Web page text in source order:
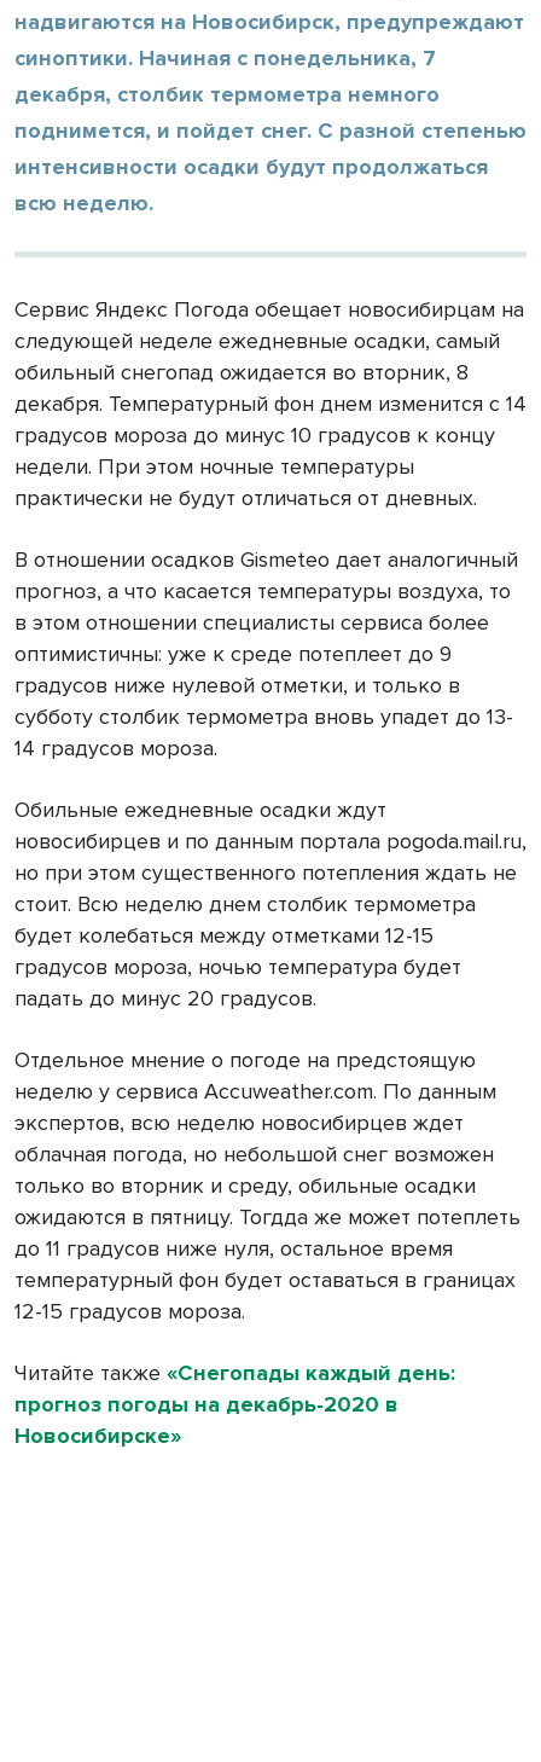
надвигаются на Новосибирск, предупреждают
синоптики. Начиная с понедельника, 7
декабря, столбик термометра немного
поднимется, и пойдет снег. С разной степенью
интенсивности осадки будут продолжаться
всю неделю.
Сервис Яндекс Погода обещает новосибирцам на
следующей неделе ежедневные осадки, самый
обильный снегопад ожидается во вторник, 8
декабря. Температурный фон днем изменится с 14
градусов мороза до минус 10 градусов к концу
недели. При этом ночные температуры
практически не будут отличаться от дневных.
В отношении осадков Gismeteo дает аналогичный
прогноз, а что касается температуры воздуха, то
в этом отношении специалисты сервиса более
оптимистичны: уже к среде потеплеет до 9
градусов ниже нулевой отметки, и только в
субботу столбик термометра вновь упадет до 13-
14 градусов мороза.
Обильные ежедневные осадки ждут
новосибирцев и по данным портала pogoda.mail.ru,
но при этом существенного потепления ждать не
стоит. Всю неделю днем столбик термометра
будет колебаться между отметками 12-15
градусов мороза, ночью температура будет
падать до минус 20 градусов.
Отдельное мнение о погоде на предстоящую
неделю у сервиса Accuweather.com. По данным
экспертов, всю неделю новосибирцев ждет
облачная погода, но небольшой снег возможен
только во вторник и среду, обильные осадки
ожидаются в пятницу. Тогдда же может потеплеть
до 11 градусов ниже нуля, остальное время
температурный фон будет оставаться в границах
12-15 градусов мороза.
Читайте также «Снегопады каждый день:
прогноз погоды на декабрь-2020 в
Новосибирске»